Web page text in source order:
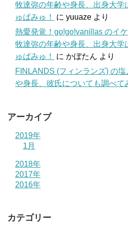
牧達弥の年齢や身長、出身大学
ゅぱみゅ！
に yuuaze より
熱愛発覚！go!go!vanillas のイ
牧達弥の年齢や身長、出身大学
ゅぱみゅ！
に かぼたん より
FINLANDS (フィンランズ) の
や身長、彼氏についても調べて
アーカイブ
2019年
1月
2018年
2017年
2016年
カテゴリー